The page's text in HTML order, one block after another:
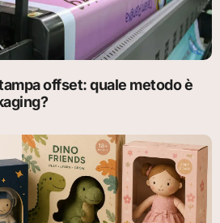
offset: quale metodo è